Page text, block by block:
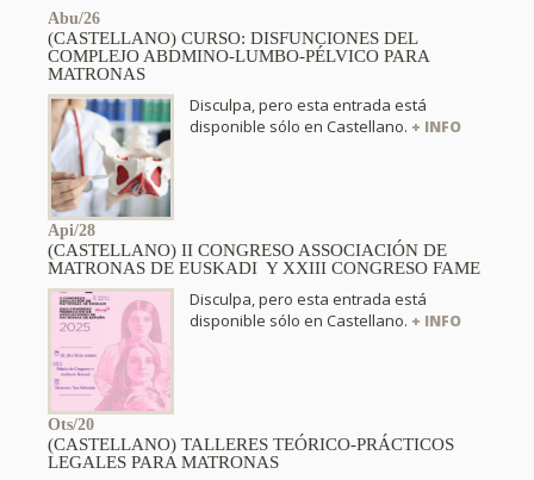
Abu/26
(CASTELLANO) CURSO: DISFUNCIONES DEL
COMPLEJO ABDMINO-LUMBO-PÉLVICO PARA
MATRONAS
Disculpa, pero esta entrada está
disponible sólo en Castellano. + INFO
Api/28
(CASTELLANO) II CONGRESO ASSOCIACIÓN DE
MATRONAS DE EUSKADI Y XXIII CONGRESO FAME
Disculpa, pero esta entrada está
disponible sólo en Castellano. + INFO
Ots/20
(CASTELLANO) TALLERES TEÓRICO-PRÁCTICOS
LEGALES PARA MATRONAS